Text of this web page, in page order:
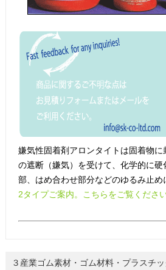
嫌気性固着剤アロンタイトは固着物に
の遮断（嫌気）を受けて、化学的に硬
部、はめ合わせ部分などのゆるみ止め
2タイプご案内。こちらをご覧ください
３産業ゴム素材・ゴム材料・プラスチ